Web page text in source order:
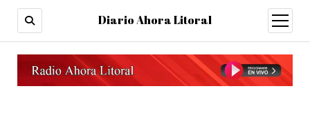
Diario Ahora Litoral
open
menu